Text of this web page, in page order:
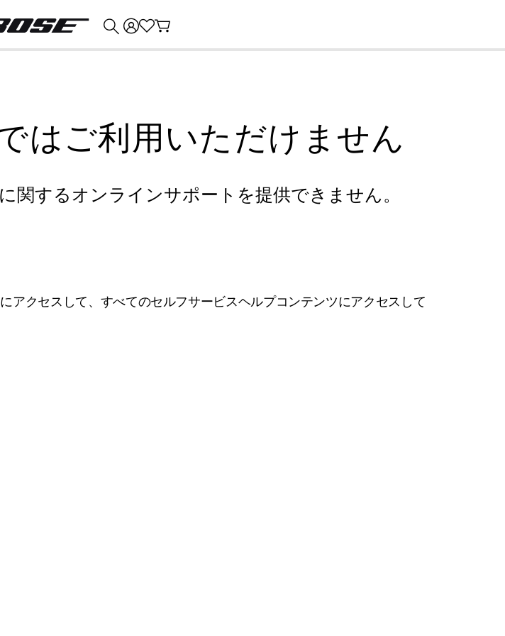
はご利用いただけません
関するオンラインサポートを提供できません。
アクセスして、すべてのセルフサービスヘルプコンテンツにアクセスして